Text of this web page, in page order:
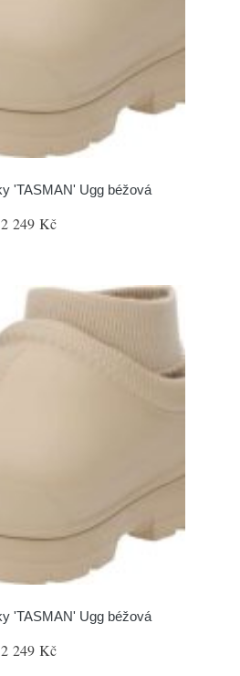
'TASMAN' Ugg béžová
2 249 Kč
'TASMAN' Ugg béžová
2 249 Kč